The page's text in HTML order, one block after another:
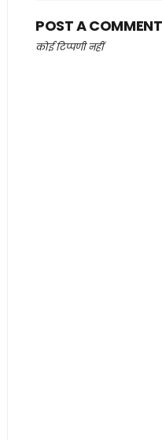
POST A COMMENT
कोई टिप्पणी नहीं